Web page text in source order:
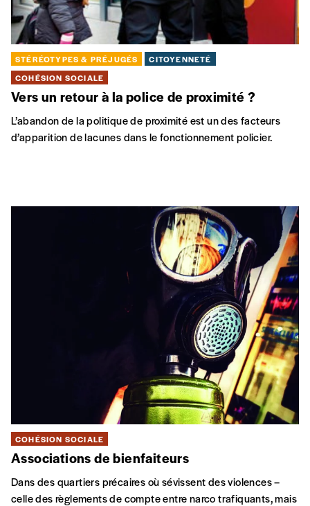
STÉRÉOTYPES & PRÉJUGÉS
CITOYENNETÉ
COHÉSION SOCIALE
Vers un retour à la police de proximité ?
L’abandon de la politique de proximité est un des facteurs
d’apparition de lacunes dans le fonctionnement policier.
COHÉSION SOCIALE
Associations de bienfaiteurs
Dans des quartiers précaires où sévissent des violences –
celle des règlements de compte entre narco trafiquants, mais